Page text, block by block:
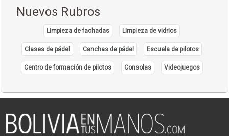
Nuevos Rubros
Limpieza de fachadas Limpieza de vidrios
Clases de pádel Canchas de pádel Escuela de pilotos
Centro de formación de pilotos Consolas Videojuegos